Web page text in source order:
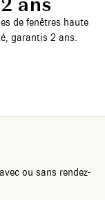
de fenêtres haute
garantis 2 ans.
ou sans rendez-